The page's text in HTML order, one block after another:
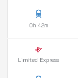
0h 42m
Limited Express